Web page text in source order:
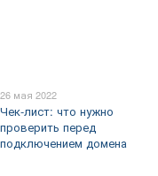
26 мая 2022
Чек-лист: что нужно
проверить перед
подключением домена